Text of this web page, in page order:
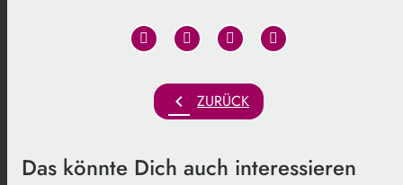
chevron_left ZURÜCK
Das könnte Dich auch interessieren